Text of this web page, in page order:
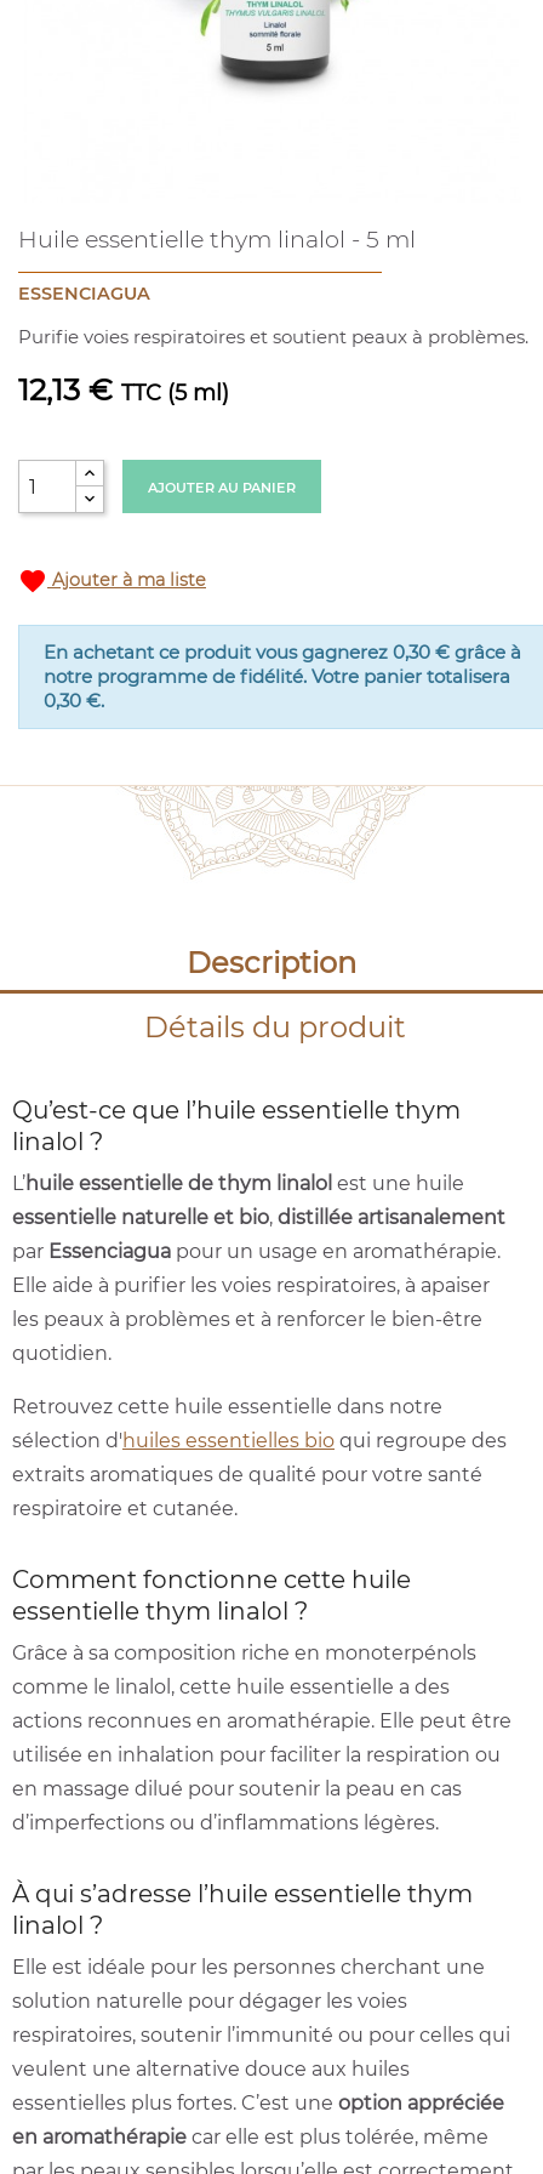
Huile essentielle thym linalol - 5 ml
ESSENCIAGUA
Purifie voies respiratoires et soutient peaux à problèmes.
12,13 € TTC (5 ml)
AJOUTER AU PANIER
favorite Ajouter à ma liste
En achetant ce produit vous gagnerez 0,30 € grâce à
notre programme de fidélité. Votre panier totalisera
0,30 €.
Description
Détails du produit
Qu’est‑ce que l’huile essentielle thym
linalol ?
L’huile essentielle de thym linalol est une huile
essentielle naturelle et bio, distillée artisanalement
par Essenciagua pour un usage en aromathérapie.
Elle aide à purifier les voies respiratoires, à apaiser
les peaux à problèmes et à renforcer le bien‑être
quotidien.
Retrouvez cette huile essentielle dans notre
sélection d'huiles essentielles bio qui regroupe des
extraits aromatiques de qualité pour votre santé
respiratoire et cutanée.
Comment fonctionne cette huile
essentielle thym linalol ?
Grâce à sa composition riche en monoterpénols
comme le linalol, cette huile essentielle a des
actions reconnues en aromathérapie. Elle peut être
utilisée en inhalation pour faciliter la respiration ou
en massage dilué pour soutenir la peau en cas
d’imperfections ou d’inflammations légères.
À qui s’adresse l’huile essentielle thym
linalol ?
Elle est idéale pour les personnes cherchant une
solution naturelle pour dégager les voies
respiratoires, soutenir l’immunité ou pour celles qui
veulent une alternative douce aux huiles
essentielles plus fortes. C’est une option appréciée
en aromathérapie car elle est plus tolérée, même